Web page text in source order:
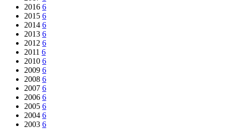
2016 6
2015 6
2014 6
2013 6
2012 6
2011 6
2010 6
2009 6
2008 6
2007 6
2006 6
2005 6
2004 6
2003 6